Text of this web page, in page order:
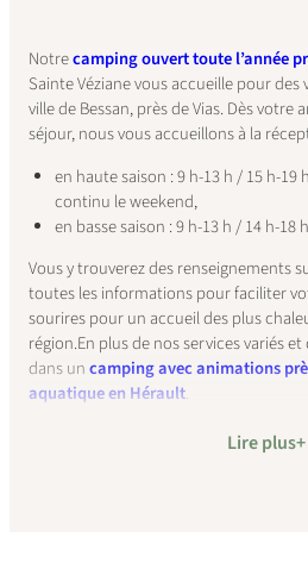
Notrecamping ouvert toute l’année
Sainte Véziane vous accueillepour des
ville de Bessan, près de Vias. Dès
séjour, nous vous accueillons à la
en haute saison : 9 h-13 h / 15 h-19
continu le weekend,
en basse saison : 9 h-13 h / 14 h-18
Lire plus
Vous y trouverez des renseignements
toutes les informations pour faciliter
sourires pour un accueil des plus
région.En plus de nos services variés
dans uncamping avec animations
aquatique en Hérault.